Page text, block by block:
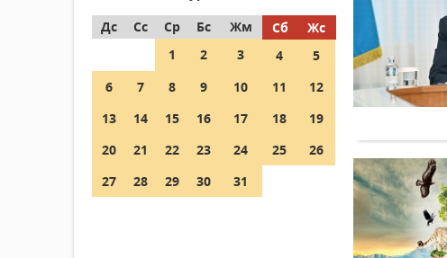
Дс
Сс Ср Бс Жм Сб
Жс
1
2 3 4
5
6
7 8 9 10 11
12
13
14 15 16 17 18
19
20
21 22 23 24 25
26
27
28 29 30 31